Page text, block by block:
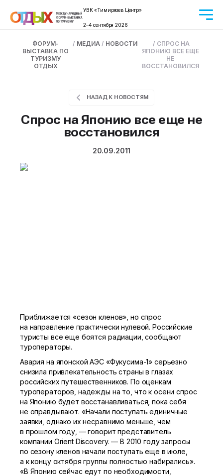
УВК «Тимирязев Центр»
2–4 сентября 2026
ФОРУМ-
ВЫСТАВКА ПО
ТУРИЗМУ
ОТДЫХ
/ МЕДИА / НОВОСТИ / СПРОС НА
ЯПОНИЮ ВСЕ ЕЩЕ
НЕ
ВОССТАНОВИЛСЯ
НАЗАД К НОВОСТЯМ
Спрос на Японию все еще не
восстановился
20.09.2011
Приближается «сезон кленов», но спрос
на направление практически нулевой. Российские
туристы все еще боятся радиации, сообщают
туроператоры.
Авария на японской АЭС «Фукусима-1» серьезно
снизила привлекательность страны в глазах
российских путешественников. По оценкам
туроператоров, надежды на то, что к осени спрос
на Японию будет восстанавливаться, пока себя
не оправдывают. «Начали поступать единичные
заявки, однако их несравнимо меньше, чем
в прошлом году, — говорит представитель
компании Orient Discovery. — В 2010 году запросы
по сезону кленов начали поступать еще в июле,
а к концу октября группы полностью набирались».
«В Японию сейчас едут по необходимости,